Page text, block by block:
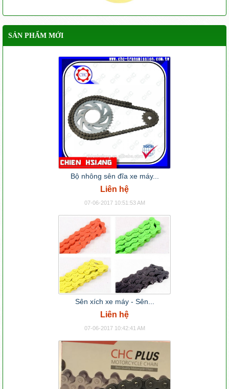
SẢN PHẨM MỚI
Bộ nhông sên đĩa xe máy...
Liên hệ
07-06-2017 10:51:53 AM
Sên xích xe máy - Sên...
Liên hệ
07-06-2017 10:42:41 AM